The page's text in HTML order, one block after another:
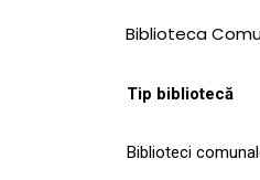
CULTURALE
NOUTĂȚI
Biblioteca
Tip bibliotecă
Biblioteci